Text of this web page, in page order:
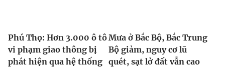
Phú Thọ: Hơn 3.000 ô tô
vi phạm giao thông bị
phát hiện qua hệ thống
Mưa ở Bắc Bộ, Bắc Trung
Bộ giảm, nguy cơ lũ
quét, sạt lở đất vẫn cao